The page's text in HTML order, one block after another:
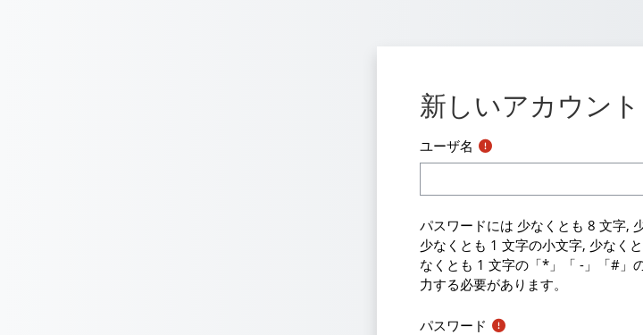
新しいアカウント
ユーザ名
パスワードには 少なくとも 8 文字,
少なくとも 1 文字の小文字, 少なく
なくとも 1 文字の「*」「 -」「#」
力する必要があります。
パスワード